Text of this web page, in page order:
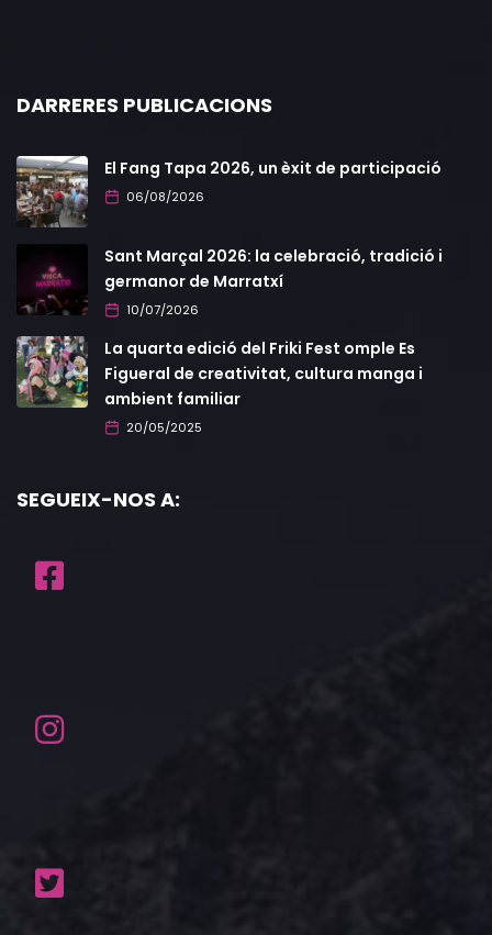
DARRERES PUBLICACIONS
El Fang Tapa 2026, un èxit de participació
06/08/2026
Sant Marçal 2026: la celebració, tradició i
germanor de Marratxí
10/07/2026
La quarta edició del Friki Fest omple Es
Figueral de creativitat, cultura manga i
ambient familiar
20/05/2025
SEGUEIX-NOS A: